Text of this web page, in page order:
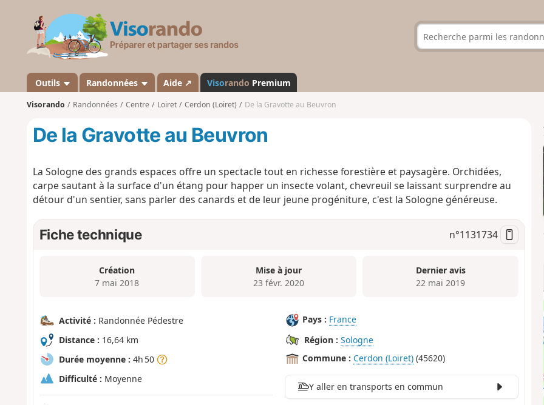
s
a
n
d
Outils Randonnées Aide ↗ Visorando Premium
Visorando Randonnées Centre Loiret Cerdon (Loiret) De la Gravotte au Beuvron
De la Gravotte au Beuvron
La Sologne des grands espaces offre un spectacle tout en richesse forestière et paysagère. Orchidées,
carpe sautant à la surface d'un étang pour happer un insecte volant, chevreuil se laissant surprendre au
détour d'un sentier, sans parler des canards et de leur jeune progéniture, c'est la Sologne généreuse.
Fiche technique n°1131734
Création
7 mai 2018
Mise à jour
23 févr. 2020
Dernier avis
22 mai 2019
Activité : Randonnée Pédestre
Distance : 16,64 km
Durée moyenne : 4h 50
Difficulté : Moyenne
Pays : France
Région : Sologne
Commune : Cerdon (Loiret) (45620)
Y aller en transports en commun